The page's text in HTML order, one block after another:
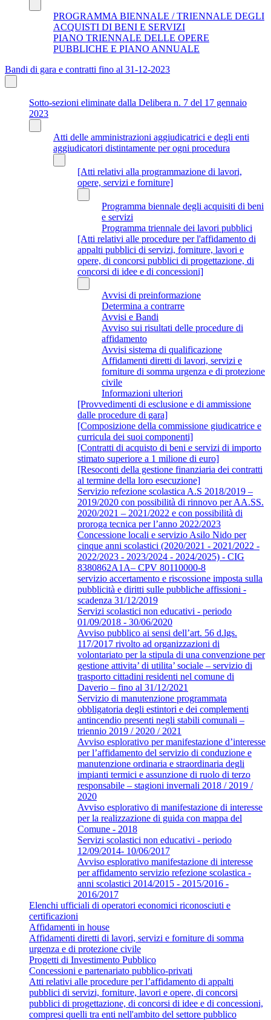
PROGRAMMA BIENNALE / TRIENNALE DEGLI
ACQUISTI DI BENI E SERVIZI
PIANO TRIENNALE DELLE OPERE
PUBBLICHE E PIANO ANNUALE
Bandi di gara e contratti fino al 31-12-2023
Sotto-sezioni eliminate dalla Delibera n. 7 del 17 gennaio
2023
Atti delle amministrazioni aggiudicatrici e degli enti
aggiudicatori distintamente per ogni procedura
[Atti relativi alla programmazione di lavori,
opere, servizi e forniture]
Programma biennale degli acquisiti di beni
e servizi
Programma triennale dei lavori pubblici
[Atti relativi alle procedure per l'affidamento di
appalti pubblici di servizi, forniture, lavori e
opere, di concorsi pubblici di progettazione, di
concorsi di idee e di concessioni]
Avvisi di preinformazione
Determina a contrarre
Avvisi e Bandi
Avviso sui risultati delle procedure di
affidamento
Avvisi sistema di qualificazione
Affidamenti diretti di lavori, servizi e
forniture di somma urgenza e di protezione
civile
Informazioni ulteriori
[Provvedimenti di esclusione e di ammissione
dalle procedure di gara]
[Composizione della commissione giudicatrice e
curricula dei suoi componenti]
[Contratti di acquisto di beni e servizi di importo
stimato superiore a 1 milione di euro]
[Resoconti della gestione finanziaria dei contratti
al termine della loro esecuzione]
Servizio refezione scolastica A.S 2018/2019 –
2019/2020 con possibilità di rinnovo per AA.SS.
2020/2021 – 2021/2022 e con possibilità di
proroga tecnica per l’anno 2022/2023
Concessione locali e servizio Asilo Nido per
cinque anni scolastici (2020/2021 - 2021/2022 -
2022/2023 - 2023/2024 - 2024/2025) - CIG
8380862A1A– CPV 80110000-8
servizio accertamento e riscossione imposta sulla
pubblicità e diritti sulle pubbliche affissioni -
scadenza 31/12/2019
Servizi scolastici non educativi - periodo
01/09/2018 - 30/06/2020
Avviso pubblico ai sensi dell’art. 56 d.lgs.
117/2017 rivolto ad organizzazioni di
volontariato per la stipula di una convenzione per
gestione attivita’ di utilita’ sociale – servizio di
trasporto cittadini residenti nel comune di
Daverio – fino al 31/12/2021
Servizio di manutenzione programmata
obbligatoria degli estintori e dei complementi
antincendio presenti negli stabili comunali –
triennio 2019 / 2020 / 2021
Avviso esplorativo per manifestazione d’interesse
per l’affidamento del servizio di conduzione e
manutenzione ordinaria e straordinaria degli
impianti termici e assunzione di ruolo di terzo
responsabile – stagioni invernali 2018 / 2019 /
2020
Avviso esplorativo di manifestazione di interesse
per la realizzazione di guida con mappa del
Comune - 2018
Servizi scolastici non educativi - periodo
12/09/2014- 10/06/2017
Avviso esplorativo manifestazione di interesse
per affidamento servizio refezione scolastica -
anni scolastici 2014/2015 - 2015/2016 -
2016/2017
Elenchi ufficiali di operatori economici riconosciuti e
certificazioni
Affidamenti in house
Affidamenti diretti di lavori, servizi e forniture di somma
urgenza e di protezione civile
Progetti di Investimento Pubblico
Concessioni e partenariato pubblico-privati
Atti relativi alle procedure per l’affidamento di appalti
pubblici di servizi, forniture, lavori e opere, di concorsi
pubblici di progettazione, di concorsi di idee e di concessioni,
compresi quelli tra enti nell'ambito del settore pubblico